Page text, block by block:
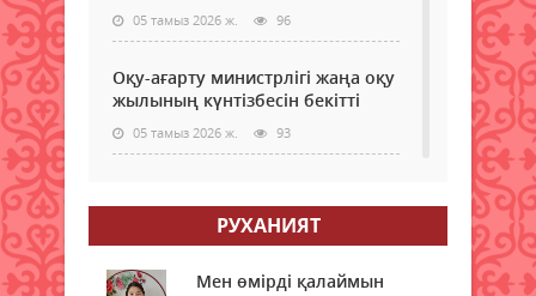
05 тамыз 2026 ж. 96
Оқу-ағарту министрлігі жаңа оқу
жылының күнтізбесін бекітті
05 тамыз 2026 ж. 93
күшейеді: төлемдерге цифрлық
қадағалау жүйесі енгізілмек
05 тамыз 2026 ж.
РУХАНИЯТ
Мен өмірді қалаймын